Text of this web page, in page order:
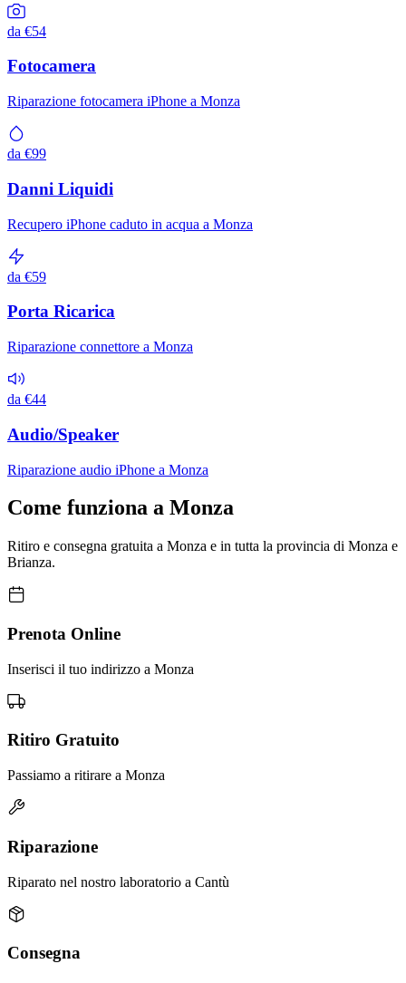
da €54
Fotocamera
Riparazione fotocamera iPhone a Monza
da €99
Danni Liquidi
Recupero iPhone caduto in acqua a Monza
da €59
Porta Ricarica
Riparazione connettore a Monza
da €44
Audio/Speaker
Riparazione audio iPhone a Monza
Come funziona a Monza
Ritiro e consegna gratuita a Monza e in tutta la provincia di Monza e
Brianza.
Prenota Online
Inserisci il tuo indirizzo a Monza
Ritiro Gratuito
Passiamo a ritirare a Monza
Riparazione
Riparato nel nostro laboratorio a Cantù
Consegna